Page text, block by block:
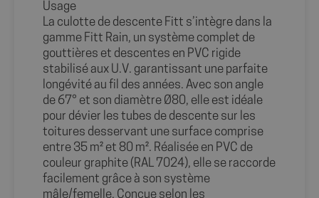
Usage
La culotte de descente Fitt s’intègre dans la
gamme Fitt Rain, un système complet de
gouttières et descentes en PVC rigide
stabilisé aux U.V. garantissant une parfaite
longévité au fil des années. Avec son angle
de 67° et son diamètre Ø80, elle est idéale
pour dévier les tubes de descente sur les
toitures desservant une surface comprise
entre 35 m² et 80 m². Réalisée en PVC de
couleur graphite (RAL 7024), elle se raccorde
facilement grâce à son système
mâle/femelle. Conçue selon les